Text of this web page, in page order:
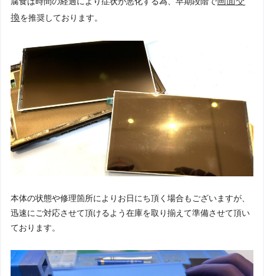
換を推奨しております。
本体の状態や修理箇所によりお日にち頂く場合もございますが、
迅速にご対応させて頂けるよう在庫を取り揃えて準備させて頂い
ております。